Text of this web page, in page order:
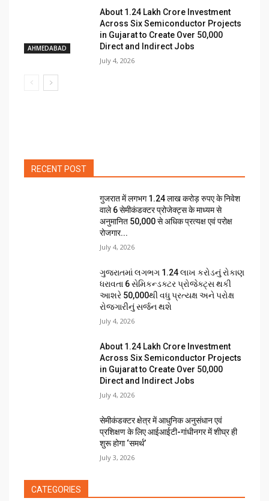
AHMEDABAD
About ₹1.24 Lakh Crore Investment
Across Six Semiconductor Projects
in Gujarat to Create Over 50,000
Direct and Indirect Jobs
July 4, 2026
RECENT POST
गुजरात में लगभग 1.24 लाख करोड़ रुपए के निवेश
वाले 6 सेमीकंडक्टर प्रोजेक्ट्स के माध्यम से
अनुमानित 50,000 से अधिक प्रत्यक्ष एवं परोक्ष
रोजगार...
July 4, 2026
ગુજરાતમાં લગભગ ₹1.24 લાખ કરોડનું રોકાણ
ધરાવતા 6 સેમિકન્ડક્ટર પ્રોજેક્ટ્સ થકી
આશરે 50,000થી વધુ પ્રત્યક્ષ અને પરોક્ષ
રોજગારીનું સર્જન થશે
July 4, 2026
About ₹1.24 Lakh Crore Investment
Across Six Semiconductor Projects
in Gujarat to Create Over 50,000
Direct and Indirect Jobs
July 4, 2026
सेमीकंडक्टर क्षेत्र में आधुनिक अनुसंधान एवं
प्रशिक्षण के लिए आईआईटी-गांधीनगर में शीघ्र ही
शुरू होगा ‘समर्थ’
July 3, 2026
CATEGORIES